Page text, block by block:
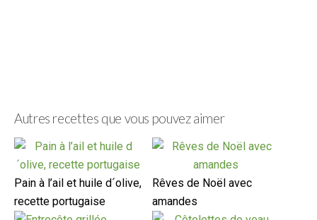
Autres recettes que vous pouvez aimer
Pain à l’ail et huile d´olive,
recette portugaise
Rêves de Noël avec
amandes